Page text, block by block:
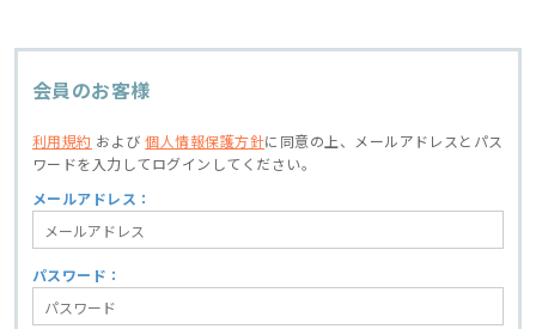
会員のお客様
利用規約 および個人情報保護方針に同意の上、
メールアドレスとパス
ワードを入力してログインしてください。
メールアドレス：
パスワード：